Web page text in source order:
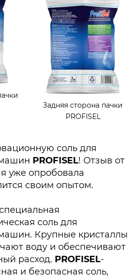
Задняя сторона пачки
PROFISEL
соль для
PROFISEL! Отзыв от
уже опробовала
своим опытом.
соль для
Крупные кристаллы
воду и обеспечивают
расход. PROFISEL-
и безопасная соль,